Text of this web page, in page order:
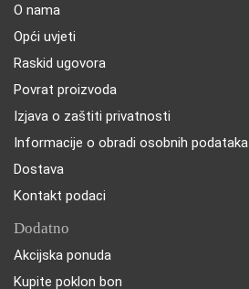
O nama
Opći uvjeti
Raskid ugovora
Povrat proizvoda
Izjava o zaštiti privatnosti
Informacije o obradi osobnih podataka
Dostava
Kontakt podaci
Dodatno
Akcijska ponuda
Kupite poklon bon